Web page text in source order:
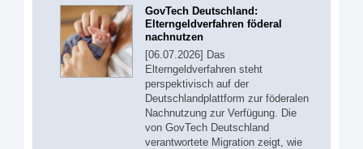
GovTech Deutschland:
Elterngeldverfahren föderal
nachnutzen
[06.07.2026] Das
Elterngeldverfahren steht
perspektivisch auf der
Deutschlandplattform zur föderalen
Nachnutzung zur Verfügung. Die
von GovTech Deutschland
verantwortete Migration zeigt, wie